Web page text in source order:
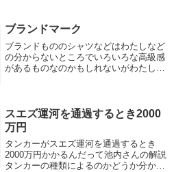
ブランドマーク
ブランドもののシャツなどはわたしなど
の分からないところでいろいろな高級感
があるものなのかもしれないがわたしの
があるお金を出してもいい...
スエズ運河を通過するとき2000
万円
タンカーがスエズ運河を通過するとき
2000万円かかるんだって池内さんの解説
タンカーの種類によるのかどうか分から